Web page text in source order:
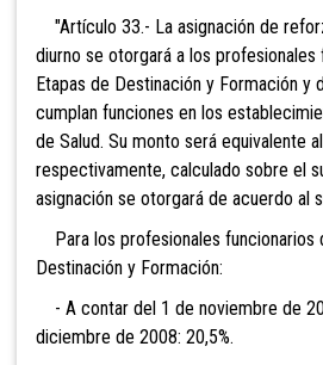
"Artículo 33.- La asignación de
diurno se otorgará a los profesionales
Etapas de Destinación y Formación y
cumplan funciones en los
de Salud. Su monto será equivalente
respectivamente, calculado sobre el
asignación se otorgará de acuerdo al
Para los profesionales funcionarios
Destinación y Formación:
- A contar del 1 de noviembre de
diciembre de 2008: 20,5%.